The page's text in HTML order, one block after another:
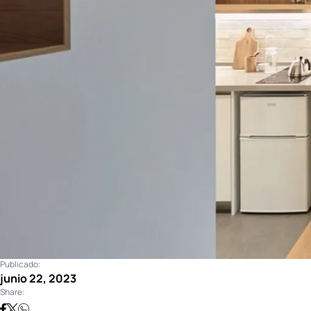
Publicado:
junio 22, 2023
Share: